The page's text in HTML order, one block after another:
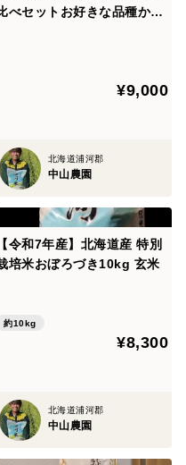
べセットお好きな品種から
¥9,000
北海道浦河郡
中山農園
【令和7年産】北海道産 特別
培米おぼろづき10kg 玄米
約10kg
¥8,300
北海道浦河郡
中山農園